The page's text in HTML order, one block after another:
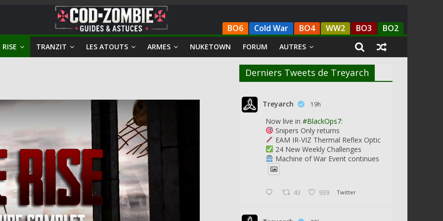
BO6 Cold War BO4 WW2 BO3 BO2
RISE TRANZIT LES ATOUTS ARMES NUKETOWN FORUM AUTRES
Derniers Tweets de Treyarch
Treyarch 19h
Now live in #BlackOps7:
Snipers Only returns
EAM IR-VIZ Thermal Reflex Optic
24 New Weekly Challenges
Machine of War Event continues
43 939 Twitter